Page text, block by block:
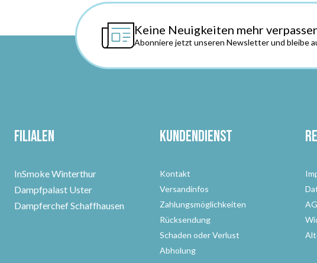
Keine Neuigkeiten mehr
Abonniere jetzt unseren Newsletter und bleibe
Filialen
InSmoke Winterthur
Dampfpalast Uster
Dampferchef Schaffhausen
Kundendienst
Kontakt
Versandinfos
Zahlungsmöglichkeiten
Rücksendung
Schaden oder Verlust
Abholung